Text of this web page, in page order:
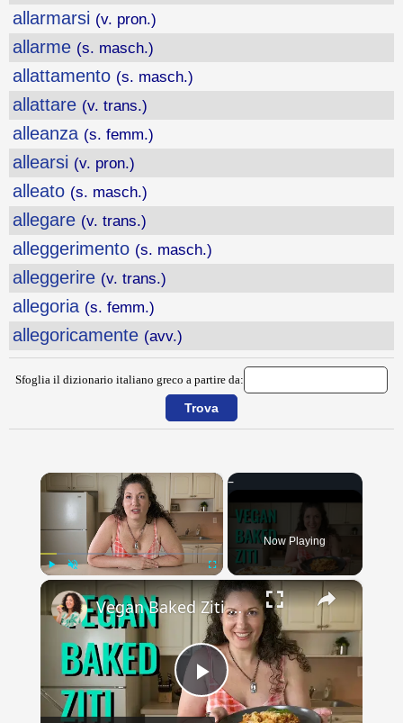
allarmarsi (v. pron.)
allarme (s. masch.)
allattamento (s. masch.)
allattare (v. trans.)
alleanza (s. femm.)
allearsi (v. pron.)
alleato (s. masch.)
allegare (v. trans.)
alleggerimento (s. masch.)
alleggerire (v. trans.)
allegoria (s. femm.)
allegoricamente (avv.)
Sfoglia il dizionario italiano greco a partire da:
×
Fullscreen
Now Playing
×
Play
Vegan Baked Ziti with Lentils, Tofu Ricotta, and Cashew Mozzarella